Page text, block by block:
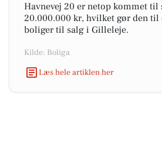
Havnevej 20 er netop kommet
20.000.000 kr, hvilket gør den til
boliger til salg i Gilleleje.
Kilde: Boliga
Læs hele artiklen her